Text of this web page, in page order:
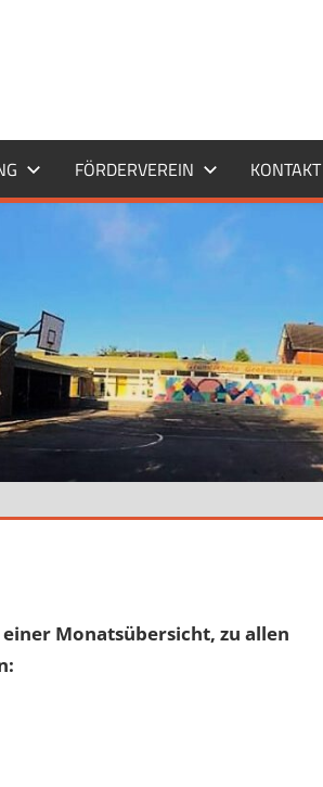
FÖRDERVEREIN KONTAKT
Monatsübersicht, zu allen